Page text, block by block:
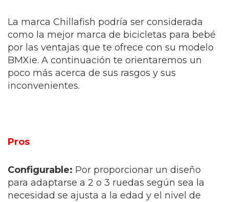
La marca Chillafish podría ser considerada
como la mejor marca de bicicletas para bebé
por las ventajas que te ofrece con su modelo
BMXie. A continuación te orientaremos un
poco más acerca de sus rasgos y sus
inconvenientes.
Pros
Configurable: Por proporcionar un diseño
para adaptarse a 2 o 3 ruedas según sea la
necesidad se ajusta a la edad y el nivel de